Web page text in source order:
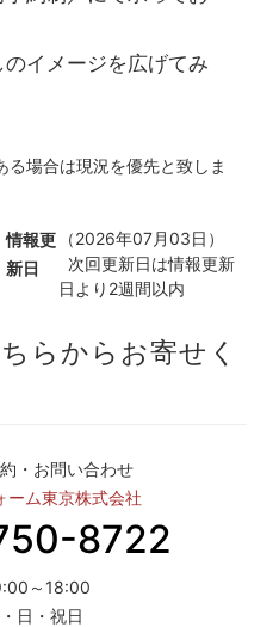
イメージを広げてみ
場合は現況を優先と致しま
情報更
新日
（2026年07月03日）
次回更新日は情報更新
日より2週間以内
らからお寄せく
・お問い合わせ
ーム東京株式会社
8722
～18:00
日・祝日